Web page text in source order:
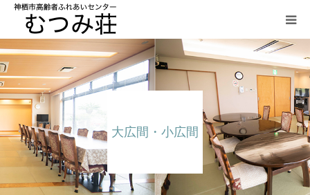
大広間・小広間
HOME
大広間・小広間
ご飲食の案内
研修室